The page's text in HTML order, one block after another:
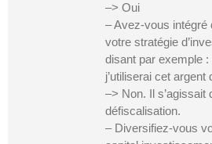
–> Oui
– Avez-vous intégré
votre stratégie
disant par exemple
j’utiliserai cet argent
–> Non. Il s’agissait
défiscalisation.
– Diversifiez-vous